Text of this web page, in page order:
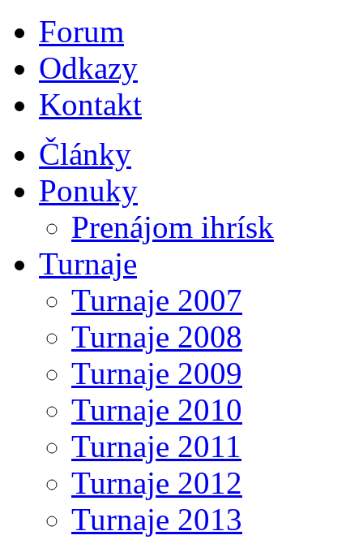
Forum
Odkazy
Kontakt
Články
Ponuky
Prenájom ihrísk
Turnaje
Turnaje 2007
Turnaje 2008
Turnaje 2009
Turnaje 2010
Turnaje 2011
Turnaje 2012
Turnaje 2013